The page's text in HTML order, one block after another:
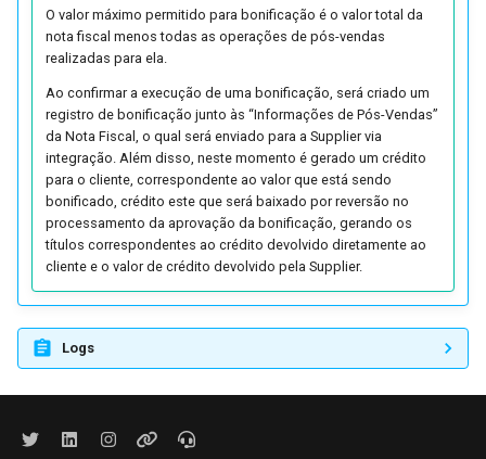
O valor máximo permitido para bonificação é o valor total da
nota fiscal menos todas as operações de pós-vendas
realizadas para ela.
Ao confirmar a execução de uma bonificação, será criado um
registro de bonificação junto às “Informações de Pós-Vendas”
da Nota Fiscal, o qual será enviado para a Supplier via
integração. Além disso, neste momento é gerado um crédito
para o cliente, correspondente ao valor que está sendo
bonificado, crédito este que será baixado por reversão no
processamento da aprovação da bonificação, gerando os
títulos correspondentes ao crédito devolvido diretamente ao
cliente e o valor de crédito devolvido pela Supplier.
Logs